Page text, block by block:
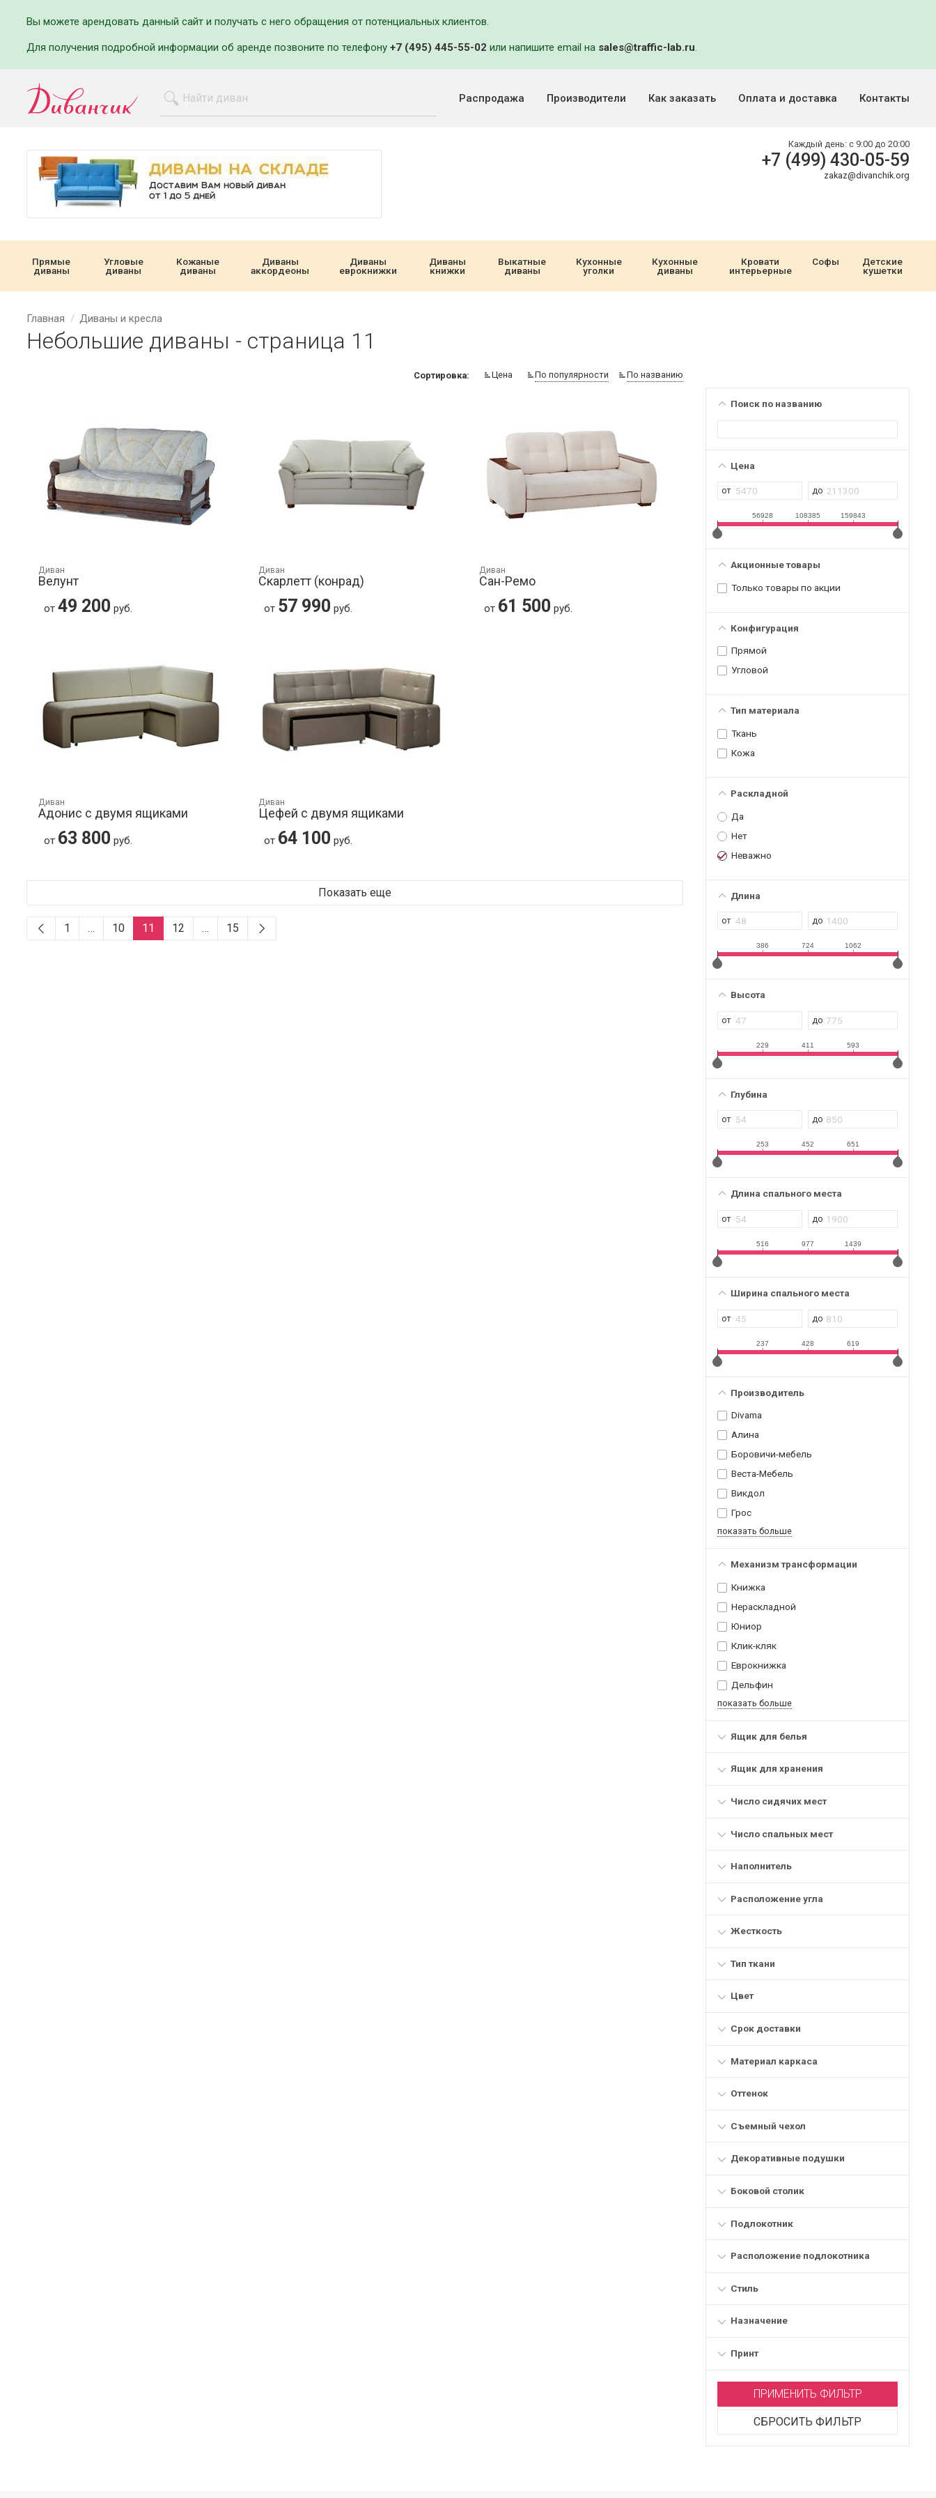
Вы можете арендовать данный сайт и получать с него обращения от потенциальных клиентов.
Для получения подробной информации об аренде позвоните по телефону +7 (495) 445-55-02 или напишите email на sales@traffic-lab.ru.
Распродажа Производители Как заказать Оплата и доставка Контакты
Каждый день: с 9:00 до 20:00
+7 (499) 430-05-59
zakaz@divanchik.org
Прямые
диваны
Угловые
диваны
Кожаные
диваны
Диваны
аккордеоны
Диваны
еврокнижки
Диваны
книжки
Выкатные
диваны
Кухонные
уголки
Кухонные
диваны
Кровати
интерьерные
Софы
Детские
кушетки
Главная Диваны и кресла
Небольшие диваны - страница 11
Поиск по названию
Цена
56928 108385 159843
Акционные товары
Только товары по акции
Конфигурация
Прямой
Угловой
Тип материала
Ткань
Кожа
Раскладной
Да
Нет
Неважно
Длина
386 724 1062
Высота
229 411 593
Глубина
253 452 651
Длина спального места
516 977 1439
Ширина спального места
237 428 619
Производитель
Divama
Алина
Боровичи-мебель
Веста-Мебель
Викдол
Грос
показать больше
Механизм трансформации
Книжка
Нераскладной
Юниор
Клик-кляк
Еврокнижка
Дельфин
показать больше
Ящик для белья
Ящик для хранения
Число сидячих мест
Число спальных мест
Наполнитель
Расположение угла
Жесткость
Тип ткани
Цвет
Срок доставки
Материал каркаса
Оттенок
Съемный чехол
Декоративные подушки
Боковой столик
Подлокотник
Расположение подлокотника
Стиль
Назначение
Принт
ПРИМЕНИТЬ ФИЛЬТР
СБРОСИТЬ ФИЛЬТР
Сортировка: Цена По популярности По названию
Диван
Велунт
от 49 200 руб.
Диван
Скарлетт (конрад)
от 57 990 руб.
Диван
Сан-Ремо
от 61 500 руб.
Диван
Адонис с двумя ящиками
от 63 800 руб.
Диван
Цефей с двумя ящиками
от 64 100 руб.
Показать еще
1 … 10 11 12 … 15